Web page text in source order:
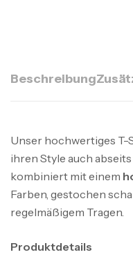
Beschreibung
Unser hochwertiges T-
ihren Style auch
kombiniert mit einem
Farben, gestochen
regelmäßigem Tragen.
Produktdetails